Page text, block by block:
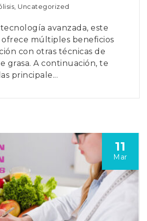
Uncategorized
tecnología avanzada, este
múltiples beneficios
con otras técnicas de
grasa. A continuación, te
principale...
11
Mar